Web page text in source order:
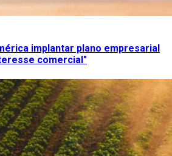
implantar plano empresarial
comercial"